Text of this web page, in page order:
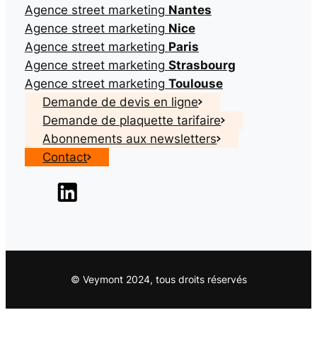
Agence street marketing Nantes
Agence street marketing Nice
Agence street marketing Paris
Agence street marketing Strasbourg
Agence street marketing Toulouse
Demande de devis en ligne
Demande de plaquette tarifaire
Abonnements aux newsletters
Contact
© Veymont 2024, tous droits réservés